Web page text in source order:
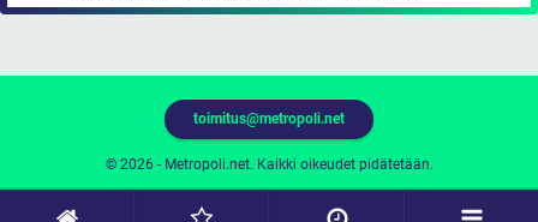
© 2026 - Metropoli.net. Kaikki oikeudet pidätetään.
toimitus@metropoli.net